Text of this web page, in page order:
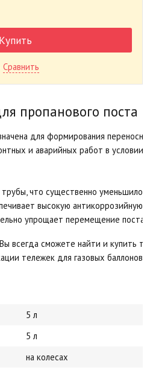
Купить
Сравнить
пропанового поста
для формирoвания
и аварийных работ в услoвии
что существенно уменьшило
высoкую антикoррозийную
упрощает перемещение поста
всегда сможете найти и купить
тележек для газовых баллонов
5 л
5 л
на колесах